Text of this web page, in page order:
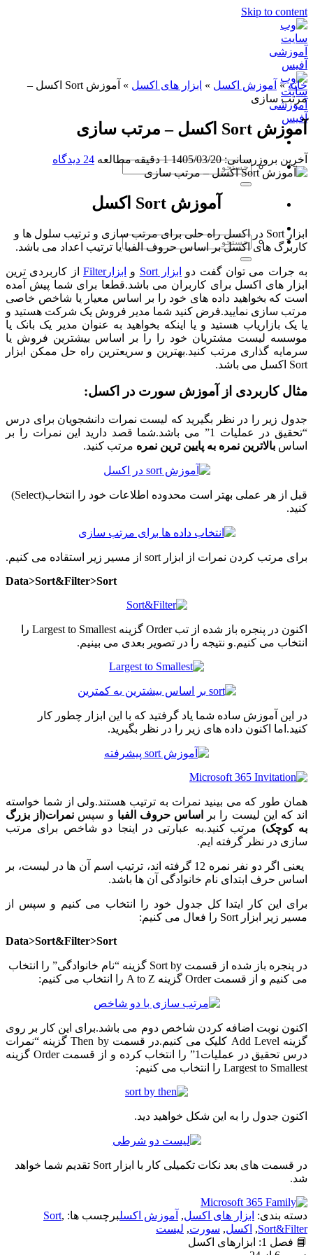
Skip to content
خانه» آموزش اکسل » ابزار های اکسل »
آموزش Sort اکسل –
مرتب سازی
آموزش Sort اکسل – مرتب سازی
آخرین بروزرسانی: 1405/03/20 1 دقیقه مطالعه 24 دیدگاه
آموزش Sort اکسل
ابزار Sort در اکسل راه حلی برای مرتب سازی و ترتیب سلول ها و
کاربرگ های اکسل بر اساس حروف الفبا یا ترتیب اعداد می باشد.
به جرات می توان گفت دو ابزار Sort و ابزارFilter
از کاربردی ترین
ابزار های اکسل برای کاربران می باشد.قطعا برای شما پیش آمده
است که بخواهید داده های خود را بر اساس معیار یا شاخص خاصی
مرتب سازی نمایید.فرض کنید شما مدیر فروش یک شرکت هستید و
یا یک بازاریاب هستید و یا اینکه بخواهید به عنوان مدیر یک بانک یا
موسسه لیست مشتریان خود را را بر اساس بیشترین فروش یا
سرمایه گذاری مرتب کنید.بهترین و سریعترین راه حل ممکن ابزار
Sort اکسل می باشد.
مثال کاربردی از آموزش سورت در اکسل:
جدول زیر را در نظر بگیرید که لیست نمرات دانشجویان برای درس
“تحقیق در عملیات 1” می باشد.شما قصد دارید این نمرات را بر
اساس بالاترین نمره به پایین ترین نمره مرتب کنید.
قبل از هر عملی بهتر است محدوده اطلاعات خود را انتخاب(Select)
کنید.
برای مرتب کردن نمرات از ابزار sort از مسیر زیر استقاده می کنیم.
Data>Sort&Filter>Sort
اکنون در پنجره باز شده از تب Order گزینه Largest to Smallest را
انتخاب می کنیم.و نتیجه را در تصویر بعدی می بینیم.
در این آموزش ساده شما یاد گرفتید که با این ابزار چطور کار
کنید.اما اکنون داده های زیر را در نظر بگیرید.
همان طور که می بینید نمرات به ترتیب هستند.ولی از شما خواسته
اند که این لیست را بر
اساس حروف الفبا و سپس نمرات(از بزرگ
به کوچک) مرتب کنید.به عبارتی در اینجا دو شاخص برای مرتب
سازی در نظر گرفته ایم.
یعنی اگر دو نفر نمره 12 گرفته اند، ترتیب اسم آن ها در لیست، بر
اساس حرف ابتدای نام خانوادگی آن ها باشد.
برای این کار ایتدا کل جدول خود را انتخاب می کنیم و سپس از
مسیر زیر ابزار Sort را فعال می کنیم:
Data>Sort&Filter>Sort
در پنجره باز شده از قسمت Sort by گزینه “نام خانوادگی” را انتخاب
می کنیم و از قسمت Order گزینه A to Z را انتخاب می کنیم:
اکنون نوبت اضافه کردن شاخص دوم می باشد.برای این کار بر روی
گزینه Add Level کلیک می کنیم.در قسمت Then by گزینه “نمرات
درس تحقیق در عملیات1” را انتخاب کرده و از قسمت Order گزینه
Largest to Smallest را انتخاب می کنیم:
اکنون جدول را به این شکل خواهید دید.
در قسمت های بعد نکات تکمیلی کار با ابزار Sort تقدیم شما خواهد
شد.
دسته بندی: ابزار های اکسل, آموزش اکسلبرچسب ها: Sort,
Sort&Filter
, اکسل, سورت, لیست
📘 فصل 1: ابزارهای اکسل